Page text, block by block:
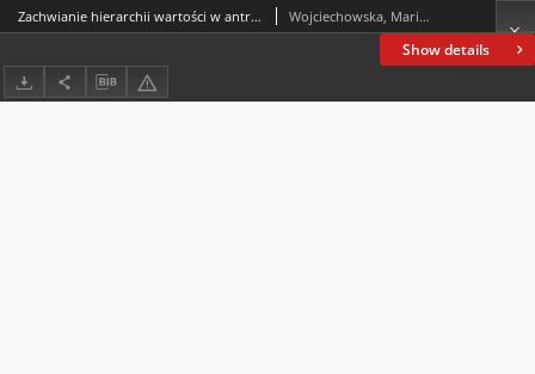
Show details
Zachwianie hierarchii wartości w antropocenie i jego przejawy w życiu młodzieży. Aspekty psychologiczne i pedagogiczne Wojciechowska, Mariola